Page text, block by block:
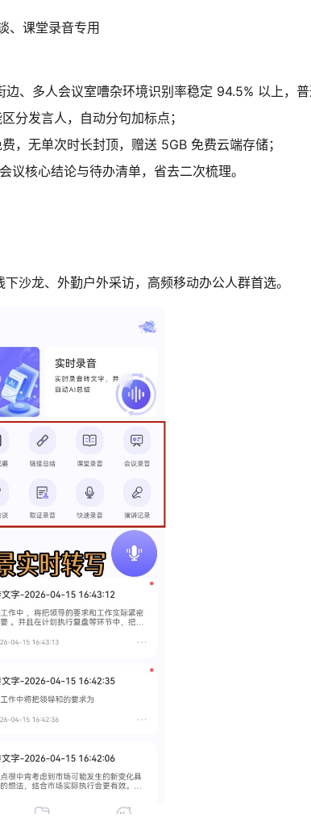
、课堂录音专用
、多人会议室嘈杂环境识别率稳定 94.5% 以上，普
分发言人，自动分句加标点；
，无单次时长封顶，赠送 5GB 免费云端存储；
核心结论与待办清单，省去二次梳理。
沙龙、外勤户外采访，高频移动办公人群首选。